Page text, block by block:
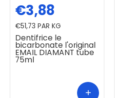
Dentifrice le
bicarbonate l'original
EMAIL DIAMANT tube
75ml
€3,88
€51,73 PAR KG